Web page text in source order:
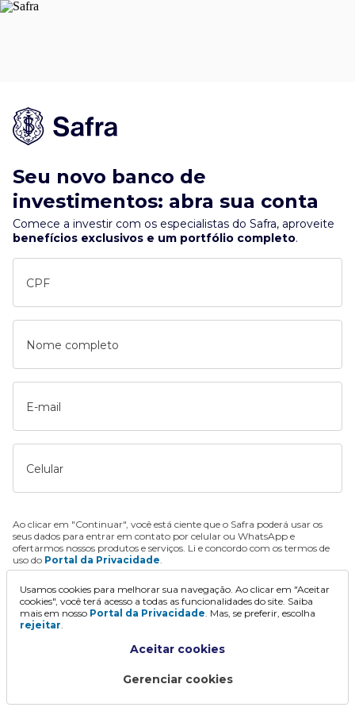
Seu novo banco de
investimentos: abra sua conta
Comece a investir com os especialistas do Safra, aproveite
benefícios exclusivos e um portfólio completo.
CPF
Nome completo
E-mail
Celular
Ao clicar em "Continuar", você está ciente que o Safra poderá usar os
seus dados para entrar em contato por celular ou WhatsApp e
ofertarmos nossos produtos e serviços. Li e concordo com os termos de
uso do Portal da Privacidade.
Continuar
Usamos cookies para melhorar sua navegação. Ao clicar em "Aceitar
cookies", você terá acesso a todas as funcionalidades do site. Saiba
mais em nosso Portal da Privacidade. Mas, se preferir, escolha
rejeitar.
Aceitar cookies
Gerenciar cookies